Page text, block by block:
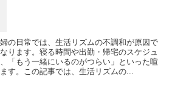
の日常では、生活リズムの不調和が原因で
ります。寝る時間や出勤・帰宅のスケジュ
「もう一緒にいるのがつらい」といった喧
す。この記事では、生活リズムの...